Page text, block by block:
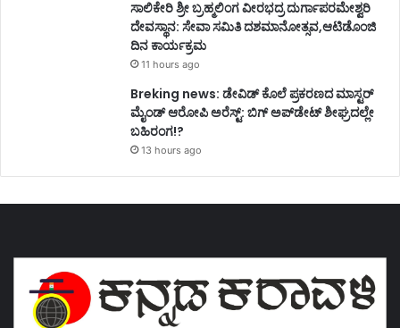
ಸಾಲಿಕೇರಿ ಶ್ರೀ ಬ್ರಹ್ಮಲಿಂಗ ವೀರಭದ್ರ ದುರ್ಗಾಪರಮೇಶ್ವರಿ
ದೇವಸ್ಥಾನ: ಸೇವಾ ಸಮಿತಿ ದಶಮಾನೋತ್ಸವ,ಆಟಿಡೊಂಜಿ
ದಿನ ಕಾರ್ಯಕ್ರಮ
11 hours ago
Breking news: ಡೇವಿಡ್ ಕೊಲೆ ಪ್ರಕರಣದ ಮಾಸ್ಟರ್
ಮೈಂಡ್ ಆರೋಪಿ ಅರೆಸ್ಟ್: ಬಿಗ್ ಅಪ್‌ಡೇಟ್ ಶೀಘ್ರದಲ್ಲೇ
ಬಹಿರಂಗ!?
13 hours ago